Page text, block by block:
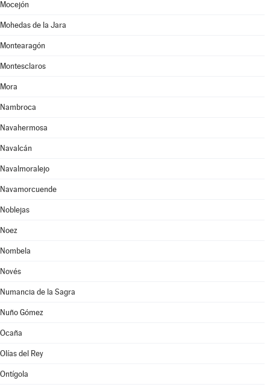
Mocejón
Mohedas de la Jara
Montearagón
Montesclaros
Mora
Nambroca
Navahermosa
Navalcán
Navalmoralejo
Navamorcuende
Noblejas
Noez
Nombela
Novés
Numancia de la Sagra
Nuño Gómez
Ocaña
Olías del Rey
Ontígola